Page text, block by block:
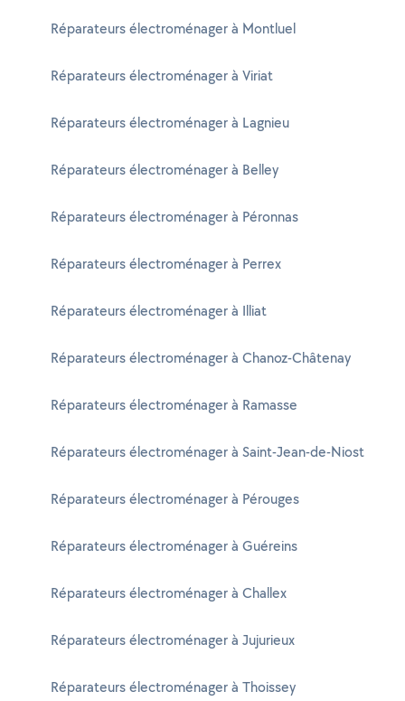
Réparateurs électroménager à Montluel
Réparateurs électroménager à Viriat
Réparateurs électroménager à Lagnieu
Réparateurs électroménager à Belley
Réparateurs électroménager à Péronnas
Réparateurs électroménager à Perrex
Réparateurs électroménager à Illiat
Réparateurs électroménager à Chanoz-Châtenay
Réparateurs électroménager à Ramasse
Réparateurs électroménager à Saint-Jean-de-Niost
Réparateurs électroménager à Pérouges
Réparateurs électroménager à Guéreins
Réparateurs électroménager à Challex
Réparateurs électroménager à Jujurieux
Réparateurs électroménager à Thoissey